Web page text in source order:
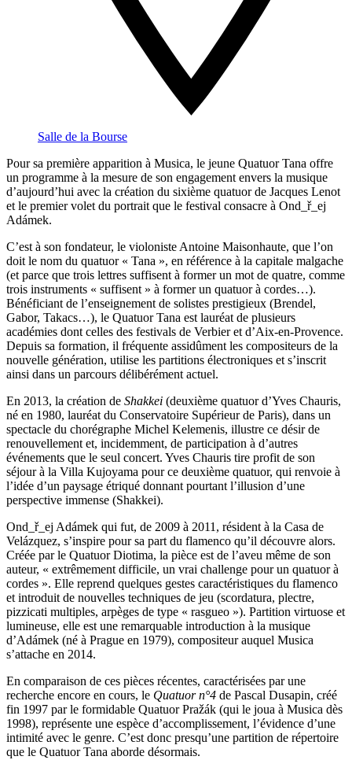
Salle de la Bourse
Pour sa première apparition à Musica, le jeune Quatuor Tana offre
un programme à la mesure de son engagement envers la musique
d’aujourd’hui avec la création du sixième quatuor de Jacques Lenot
et le premier volet du portrait que le festival consacre à Ond_ř_ej
Adámek.
C’est à son fondateur, le violoniste Antoine Maisonhaute, que l’on
doit le nom du quatuor « Tana », en référence à la capitale malgache
(et parce que trois lettres suffisent à former un mot de quatre, comme
trois instruments « suffisent » à former un quatuor à cordes…).
Bénéficiant de l’enseignement de solistes prestigieux (Brendel,
Gabor, Takacs…), le Quatuor Tana est lauréat de plusieurs
académies dont celles des festivals de Verbier et d’Aix-en-Provence.
Depuis sa formation, il fréquente assidûment les compositeurs de la
nouvelle génération, utilise les partitions électroniques et s’inscrit
ainsi dans un parcours délibérément actuel.
En 2013, la création de Shakkei (deuxième quatuor d’Yves Chauris,
né en 1980, lauréat du Conservatoire Supérieur de Paris), dans un
spectacle du chorégraphe Michel Kelemenis, illustre ce désir de
renouvellement et, incidemment, de participation à d’autres
événements que le seul concert. Yves Chauris tire profit de son
séjour à la Villa Kujoyama pour ce deuxième quatuor, qui renvoie à
l’idée d’un paysage étriqué donnant pourtant l’illusion d’une
perspective immense (Shakkei).
Ond_ř_ej Adámek qui fut, de 2009 à 2011, résident à la Casa de
Velázquez, s’inspire pour sa part du flamenco qu’il découvre alors.
Créée par le Quatuor Diotima, la pièce est de l’aveu même de son
auteur, « extrêmement difficile, un vrai challenge pour un quatuor à
cordes ». Elle reprend quelques gestes caractéristiques du flamenco
et introduit de nouvelles techniques de jeu (scordatura, plectre,
pizzicati multiples, arpèges de type « rasgueo »). Partition virtuose et
lumineuse, elle est une remarquable introduction à la musique
d’Adámek (né à Prague en 1979), compositeur auquel Musica
s’attache en 2014.
En comparaison de ces pièces récentes, caractérisées par une
recherche encore en cours, le Quatuor n°4 de Pascal Dusapin, créé
fin 1997 par le formidable Quatuor Pražák (qui le joua à Musica dès
1998), représente une espèce d’accomplissement, l’évidence d’une
intimité avec le genre. C’est donc presqu’une partition de répertoire
que le Quatuor Tana aborde désormais.